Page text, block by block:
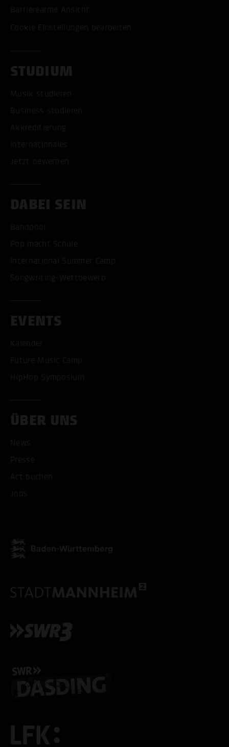
Barrierearme Ansicht
Cookie Einstellungen bearbeiten
STUDIUM
Musik studieren
Business studieren
Akkreditierung
Internationales
Jetzt bewerben
DABEI SEIN
Bandpool
Pop macht Schule
International Summer Camp
Songwriting-Wettbewerb
EVENTS
Kalender
Future Music Camp
HipHop Symposium
ÜBER UNS
News
Presse
Act buchen
Jobs